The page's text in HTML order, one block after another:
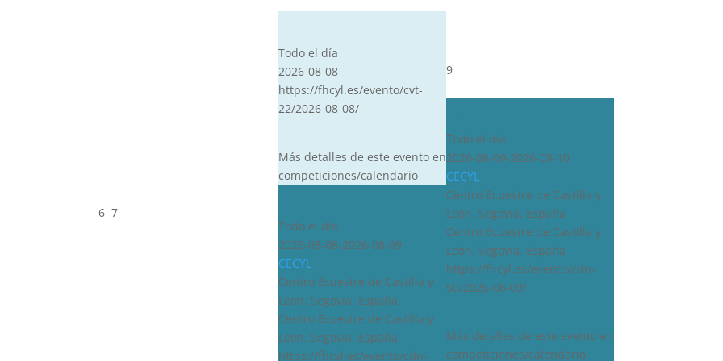
6 7
Todo el día
2026-08-08
https://fhcyl.es/evento/cvt-
22/2026-08-08/
Más detalles de este evento en
competiciones/calendario
Todo el día
2026-08-08-2026-08-09
CECYL
Centro Ecuestre de Castilla y
León, Segovia, España
Centro Ecuestre de Castilla y
León, Segovia, España
https://fhcyl.es/evento/cdn-
9
Todo el día
2026-08-09-2026-08-10
CECYL
Centro Ecuestre de Castilla y
León, Segovia, España
Centro Ecuestre de Castilla y
León, Segovia, España
https://fhcyl.es/evento/cdn-
50/2026-08-09/
Más detalles de este evento en
competiciones/calendario